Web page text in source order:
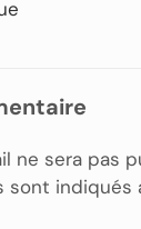
ne sera pas
sont indiqués